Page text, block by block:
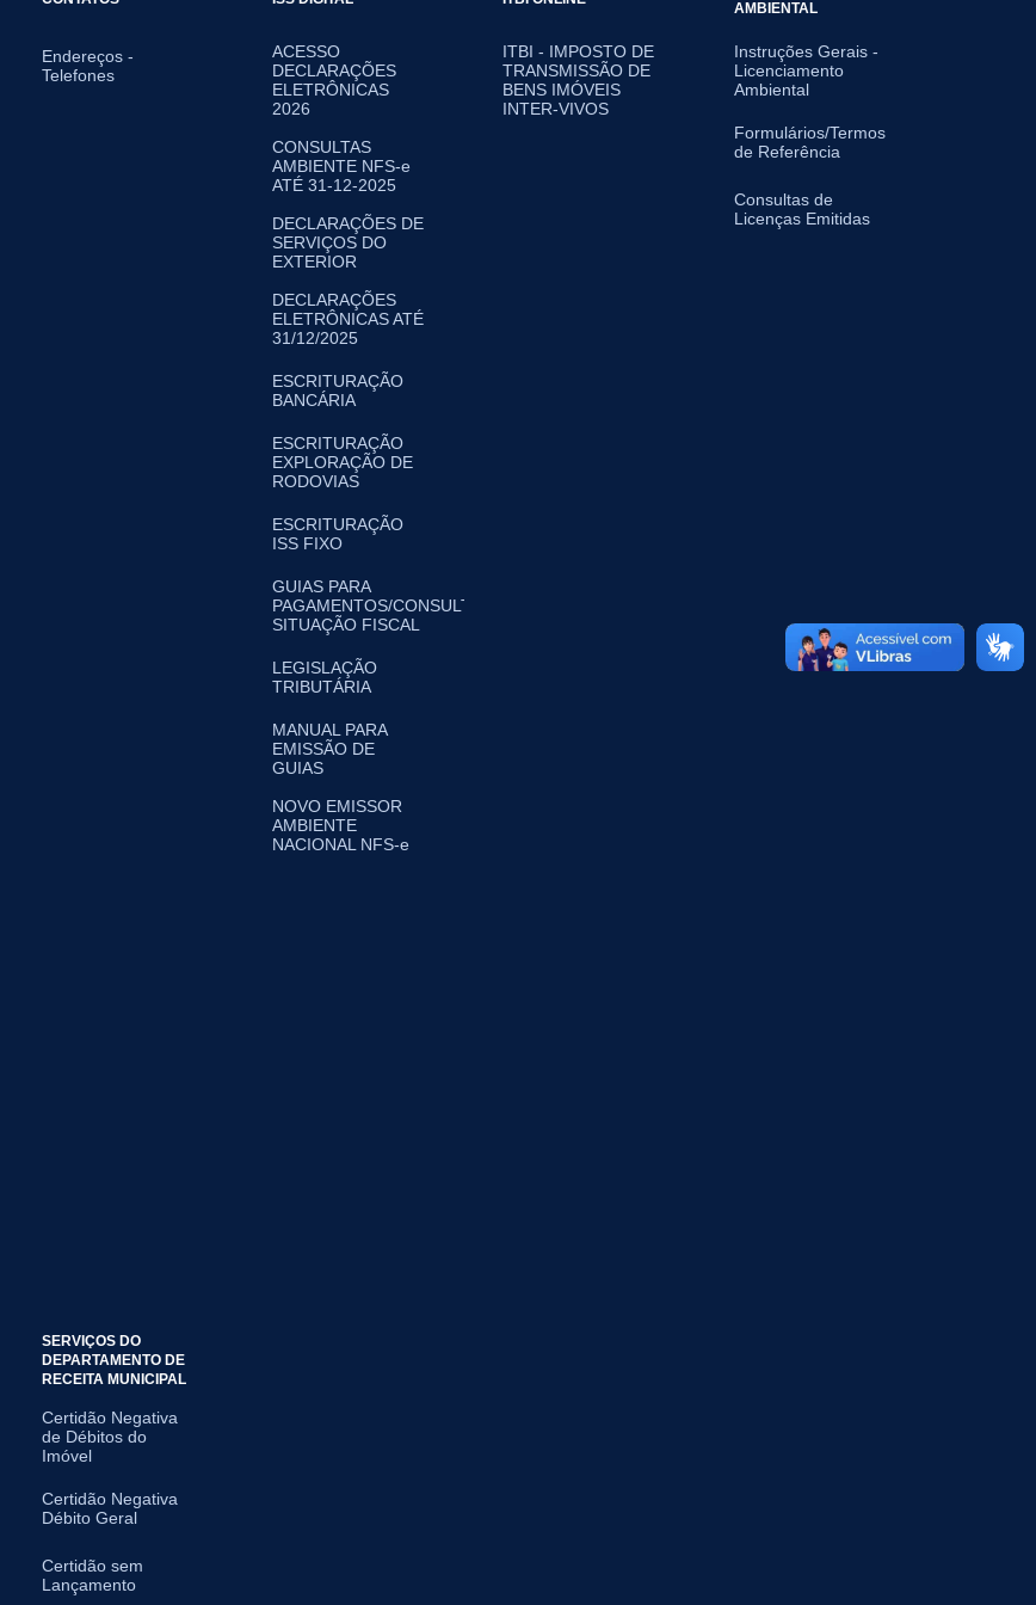
Endereços -
Telefones
ACESSO
DECLARAÇÕES
ELETRÔNICAS
2026
CONSULTAS
AMBIENTE NFS-e
ATÉ 31-12-2025
DECLARAÇÕES DE
SERVIÇOS DO
EXTERIOR
DECLARAÇÕES
ELETRÔNICAS ATÉ
31/12/2025
ESCRITURAÇÃO
BANCÁRIA
ESCRITURAÇÃO
EXPLORAÇÃO DE
RODOVIAS
ESCRITURAÇÃO
ISS FIXO
GUIAS PARA
PAGAMENTOS/CONSULTA
SITUAÇÃO FISCAL
LEGISLAÇÃO
TRIBUTÁRIA
MANUAL PARA
EMISSÃO DE
GUIAS
NOVO EMISSOR
AMBIENTE
NACIONAL NFS-e
ITBI - IMPOSTO DE
TRANSMISSÃO DE
BENS IMÓVEIS
INTER-VIVOS
AMBIENTAL
Instruções Gerais -
Licenciamento
Ambiental
Formulários/Termos
de Referência
Consultas de
Licenças Emitidas
SERVIÇOS DO
DEPARTAMENTO DE
RECEITA MUNICIPAL
Certidão Negativa
de Débitos do
Imóvel
Certidão Negativa
Débito Geral
Certidão sem
Lançamento